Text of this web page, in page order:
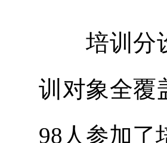
培训分
训对象全覆
98人参加了